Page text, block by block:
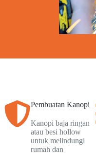
Pembuatan Kanopi
Kanopi baja ringan
atau besi hollow
untuk melindungi
rumah dan